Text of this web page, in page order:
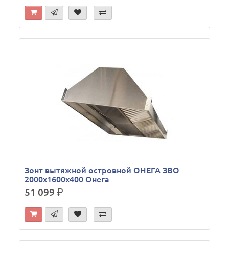
Зонт вытяжной островной ОНЕГА ЗВО
2000х1600х400 Онега
51 099р.